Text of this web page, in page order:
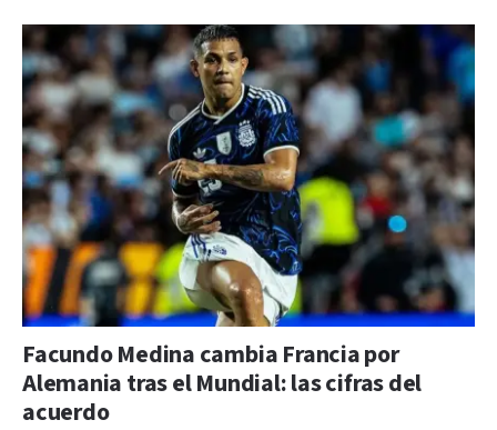
Facundo Medina cambia Francia por
Alemania tras el Mundial: las cifras del
acuerdo